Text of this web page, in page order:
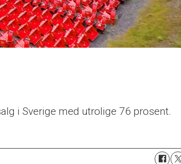
i Sverige med utrolige 76 prosent.